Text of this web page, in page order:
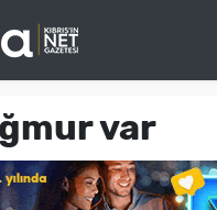
var